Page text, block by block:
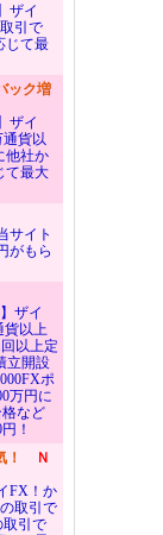
ザイ
引で
じて最
ック増
ザイ
貨以
他社か
て最大
サイト
がもら
ザイ
貨以上
以上定
立開設
ポ
万円に
など
！
！
Ｎ
FX！か
取引で
取引で